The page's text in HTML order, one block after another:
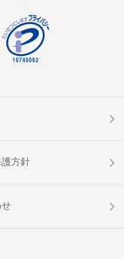
対応のうえ、
は、ご参加いた
合、参加費と同
掲載開始日：2026/2/2
方針
せ